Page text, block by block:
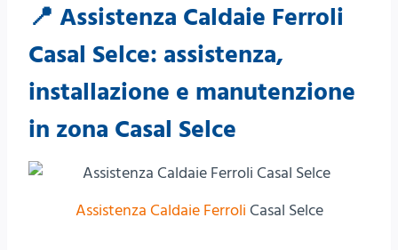
📍 Assistenza Caldaie Ferroli
Casal Selce: assistenza,
installazione e manutenzione
in zona Casal Selce
Assistenza Caldaie Ferroli Casal Selce